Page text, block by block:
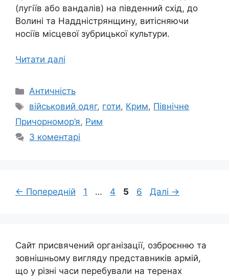
(лугіїв або вандалів) на південний схід, до
Волині та Наддністрянщину, витісняючи
носіїв місцевої зубрицької культури.
Читати далі
Категорії
Античність
Позначки
військовий одяг, готи, Крим, Північне
Причорномор’я, Рим
3 коментарі
← Попередній Сторінка
1 … Сторінка
4 Сторінка
5 Сторінка
6 Далі →
Сайт присвячений організації, озброєнню та
зовнішньому вигляду представників армій,
що у різні часи перебували на теренах